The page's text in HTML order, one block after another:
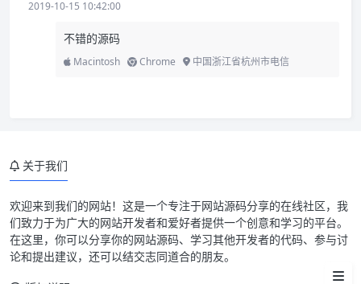
2019-10-15 10:42:00
不错的源码
Macintosh Chrome 中国浙江省杭州市电信
Droppy 网盘源码简介
Droppy 网盘源码截屏
Droppy 网盘源码安装
关于我们
欢迎来到我们的网站！这是一个专注于网站源码分享的在线社区，我
们致力于为广大的网站开发者和爱好者提供一个创意和学习的平台。
在这里，你可以分享你的网站源码、学习其他开发者的代码、参与讨
论和提出建议，还可以结交志同道合的朋友。